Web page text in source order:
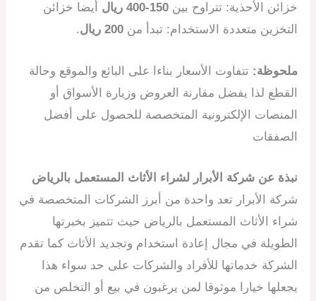
خزائن الأحذية: تتراوح بين150-400 ريال
أيضا خزائن
التخزين متعددة الاستخدام: تبدأ من200 ريال .
ملحوظة: تتفاوت الأسعار بناءا على البائع والموقع وحالة
القطع لذا يفضل مقارنة العروض وزيارة الأسواق أو
المنصات الإلكترونية المتخصصة للحصول على أفضل
الصفقات
نبذة عن شركة الأبرار لشراء الأثاث المستعمل بالرياض
شركة الأبرار تعد واحدة من أبرز الشركات المتخصصة في
شراء الأثاث المستعمل بالرياض حيث تتميز بخبرتها
الطويلة في مجال إعادة استخدام وتجديد الأثاث كما تقدم
الشركة خدماتها للأفراد والشركات على حد سواء هذا
يجعلها خيارا موثوقا لمن يرغبون في بيع أو التخلص من